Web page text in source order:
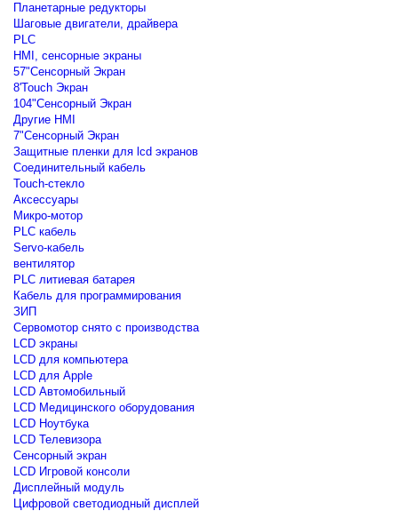
Планетарные редукторы
Шаговые двигатели, драйвера
PLC
HMI, сенсорные экраны
57"Сенсорный Экран
8'Touch Экран
104"Сенсорный Экран
Другие HMI
7"Сенсорный Экран
Защитные пленки для lcd экранов
Соединительный кабель
Touch-стекло
Аксессуары
Микро-мотор
PLC кабель
Servo-кабель
вентилятор
PLC литиевая батарея
Кабель для программирования
ЗИП
Сервомотор снято с производства
LCD экраны
LCD для компьютера
LCD для Apple
LCD Автомобильный
LCD Медицинского оборудования
LCD Ноутбука
LCD Телевизора
Сенсорный экран
LCD Игровой консоли
Дисплейный модуль
Цифровой светодиодный дисплей